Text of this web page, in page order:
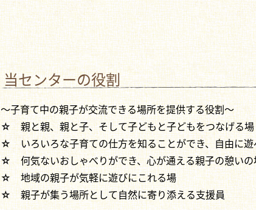
当センターの役割
～子育て中の親子が交流できる場所を提供する役割～
☆ 親と親、親と子、そして子どもと子どもをつなげる場
☆ いろいろな子育ての仕方を知ることができ、自由に遊
☆ 何気ないおしゃべりができ、心が通える親子の憩いの
☆ 地域の親子が気軽に遊びにこれる場
☆ 親子が集う場所として自然に寄り添える支援員